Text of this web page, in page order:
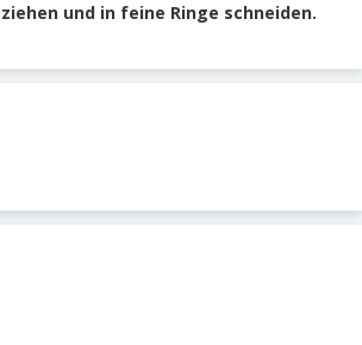
und in feine Ringe schneiden.